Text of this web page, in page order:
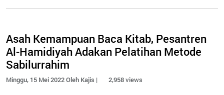
Asah Kemampuan Baca Kitab, Pesantren
Al-Hamidiyah Adakan Pelatihan Metode
Sabilurrahim
Minggu, 15 Mei 2022 Oleh Kajis | 2,958 views